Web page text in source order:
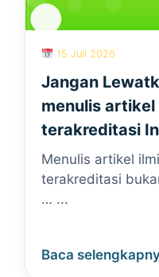
15 Juli 2026
Jangan
menulis
terakreditasi
Menulis artikel
terakreditasi
… ...
Baca